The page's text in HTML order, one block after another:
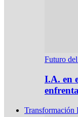
Futuro
I.A. en
Transformación